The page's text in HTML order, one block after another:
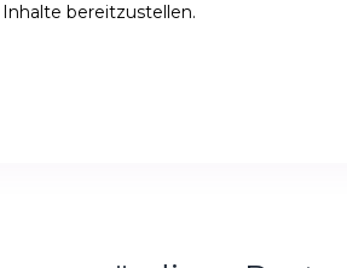
bereitzustellen.